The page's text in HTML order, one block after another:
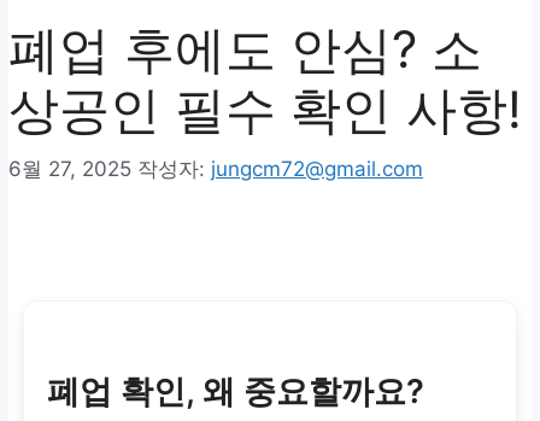
폐업 후에도 안심? 소
상공인 필수 확인 사항!
6월 27, 2025 작성자: jungcm72@gmail.com
폐업 확인, 왜 중요할까요?